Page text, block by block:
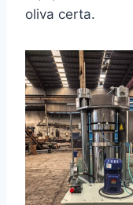
oliva certa.